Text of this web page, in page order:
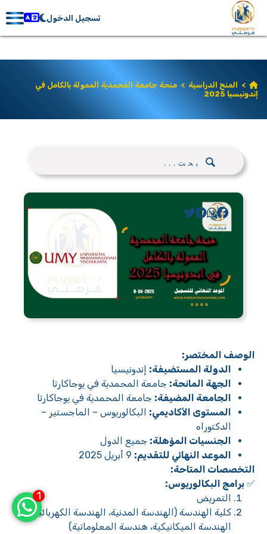
تسجيل الدخول
> المنح الدراسية > منحة جامعة المحمدية الممولة بالكامل في
إندونيسيا 2025
الوصف المختصر:
الدولة المستضيفة: إندونيسيا
الجهة المانحة: جامعة المحمدية في يوجاكارتا
الجامعة المضيفة: جامعة المحمدية في يوجاكارتا
المستوى الأكاديمي: البكالوريوس – الماجستير –
الدكتوراه
الجنسيات المؤهلة: جميع الدول
الموعد النهائي للتقديم:
التخصصات المتاحة:
✅ برامج البكالوريوس:
التمريض
كلية الهندسة (الهندسة المدنية، الهندسة الكهربائية،
الهندسة الميكانيكية، هندسة المعلوماتية)
1